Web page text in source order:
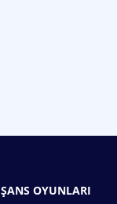
ŞANS OYUNLARI